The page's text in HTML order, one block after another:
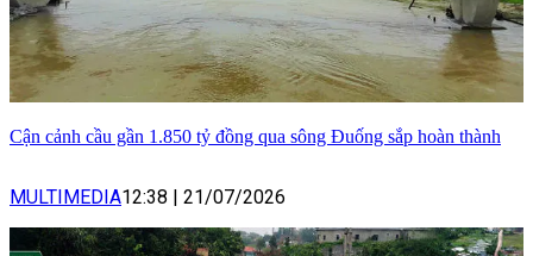
Cận cảnh cầu gần 1.850 tỷ đồng qua sông Đuống sắp hoàn thành
MULTIMEDIA12:38 | 21/07/2026